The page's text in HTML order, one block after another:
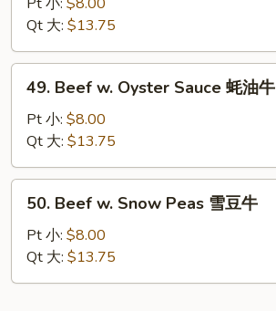
Mushroom
蘑
菇
Qt 大: $13.75
Beef
Oyster
Sauce
蚝
49. Beef w. Oyster Sauce 蚝油牛
Pt 小: $8.00
Qt 大: $13.75
Beef
Snow
Peas
50. Beef w. Snow Peas 雪豆牛
Pt 小: $8.00
Qt 大: $13.75